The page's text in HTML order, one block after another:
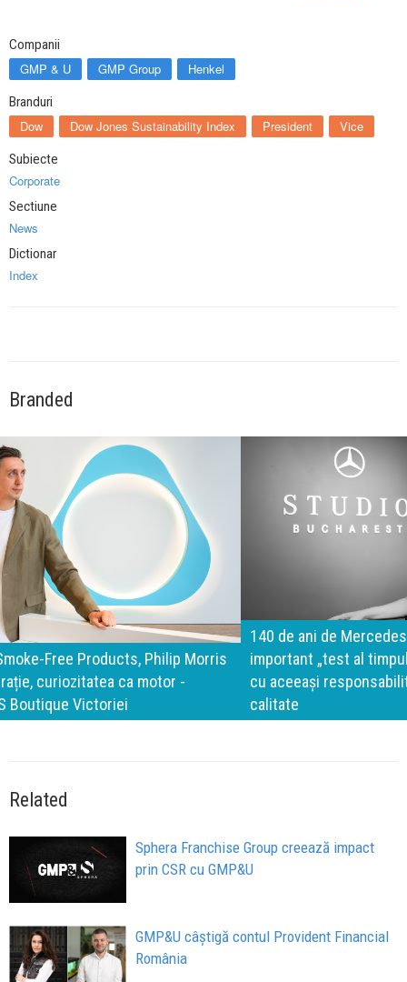
Companii
GMP & U GMP Group Henkel
Branduri
Dow Dow Jones Sustainability Index President Vice
Subiecte
Corporate
Sectiune
News
Dictionar
Index
Branded
140 de ani de Mercedes-Benz. Ramona Pîrlog: Cel mai
important „test al timpului” este să inovăm constant, dar
cu aceeași responsabilitate față de oameni, siguranță și
calitate
Related
Sphera Franchise Group creează impact
prin CSR cu GMP&U
GMP&U câștigă contul Provident Financial
România